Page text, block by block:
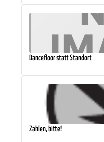
Dancefloor statt Standort
Zahlen, bitte!